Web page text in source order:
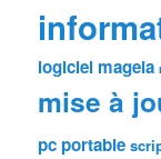
logiciel mageia
mise à
pc portable